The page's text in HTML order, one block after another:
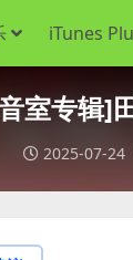
iTunes
室专辑]
2025-07-24